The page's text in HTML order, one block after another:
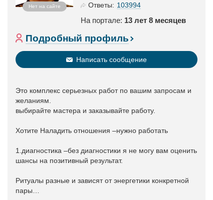
Нет на сайте
Ответы: 103994
На портале: 13 лет 8 месяцев
Подробный профиль
Написать сообщение
Это комплекс серьезных работ по вашим запросам и
желаниям.
выбирайте мастера и заказывайте работу.
Хотите Наладить отношения –нужно работать
1.диагностика –без диагностики я не могу вам оценить
шансы на позитивный результат.
Ритуалы разные и зависят от энергетики конкретной
пары…